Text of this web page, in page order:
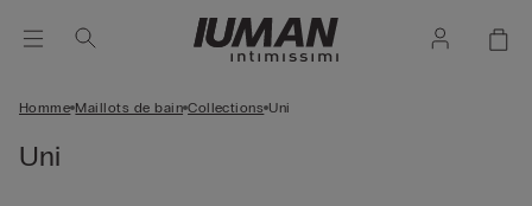
Homme Maillots de bain Collections Uni
Uni